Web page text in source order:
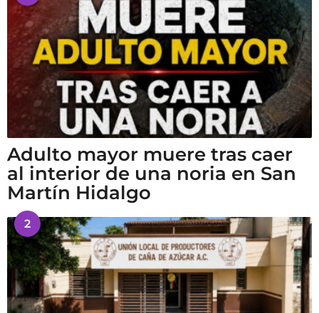
Adulto mayor muere tras caer
al interior de una noria en San
Martín Hidalgo
2